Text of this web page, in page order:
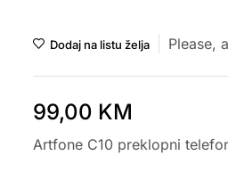
Dodaj na listu želja Please,
99,00 KM
Artfone C10 preklopni